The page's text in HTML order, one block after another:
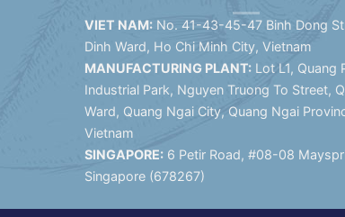
VIET NAM: No. 41-43-45-47 Binh Dong
Dinh Ward, Ho Chi Minh City, Vietnam
MANUFACTURING PLANT: Lot L1, Quang
Industrial Park, Nguyen Truong To Street,
Ward, Quang Ngai City, Quang Ngai
Vietnam
SINGAPORE: 6 Petir Road, #08-08
Singapore (678267)